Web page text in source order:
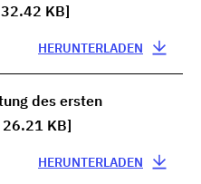
(Willkommenskultur).
Halten Sie alle relevanten
und
bereit.
: Beginnen Sie mit dem
um der lernenden
den Betrieb und ihre
Sie die Lernziele und die
: Unterstützen Sie die
KB]
HERUNTERLADEN
des ersten
KB]
HERUNTERLADEN